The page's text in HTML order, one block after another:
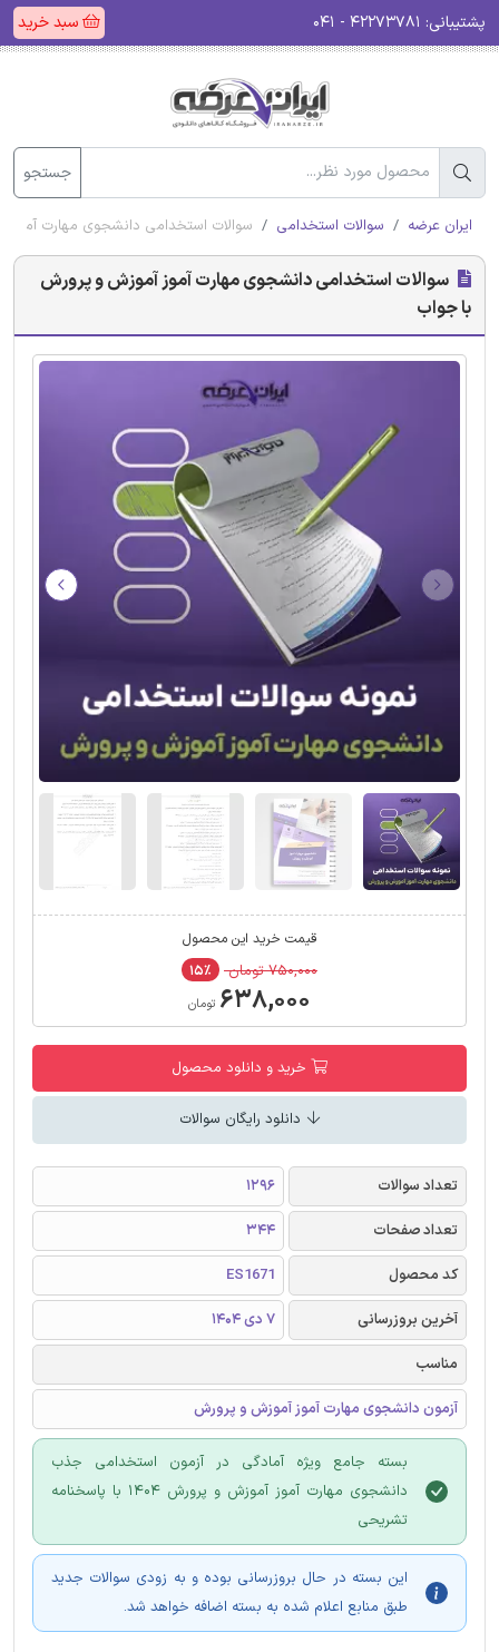
پشتیبانی: سبد خرید
جستجو
ایران عرضه سوالات استخدامی سوالات استخدامی دانشجوی مهارت آموز
سوالات استخدامی دانشجوی مهارت آموز آموزش و پرورش
با جواب
قیمت خرید این محصول
۷۵۰,۰۰۰ تومان ۱۵٪
۶۳۸,۰۰۰ تومان
خرید و دانلود محصول
دانلود رایگان سوالات
تعداد سوالات
1296
تعداد صفحات
344
کد محصول
ES1671
آخرین بروزرسانی
7 دی 1404
مناسب
آزمون دانشجوی مهارت آموز آموزش و پرورش
بسته جامع ویژه آمادگی در آزمون استخدامی جذب
دانشجوی مهارت آموز آموزش و پرورش 1404 با پاسخنامه
تشریحی
این بسته در حال بروزرسانی بوده و به زودی سوالات جدید
طبق منابع اعلام شده به بسته اضافه خواهد شد.